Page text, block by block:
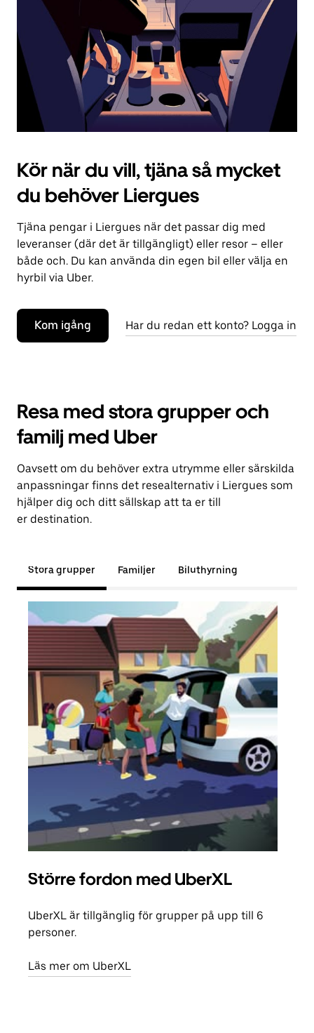
kalendern.
Kör när du vill, tjäna så mycket
du behöver Liergues
Tjäna pengar i Liergues när det passar dig med
leveranser (där det är tillgängligt) eller resor – eller
både och. Du kan använda din egen bil eller välja en
hyrbil via Uber.
Kom igång Har du redan ett konto? Logga in
Resa med stora grupper och
familj med Uber
Oavsett om du behöver extra utrymme eller särskilda
anpassningar finns det resealternativ i Liergues som
hjälper dig och ditt sällskap att ta er till
er destination.
Stora grupper Familjer Biluthyrning
Större fordon med UberXL
UberXL är tillgänglig för grupper på upp till 6
personer.
Läs mer om UberXL